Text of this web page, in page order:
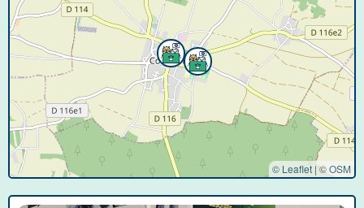
© Leaflet |©OSM